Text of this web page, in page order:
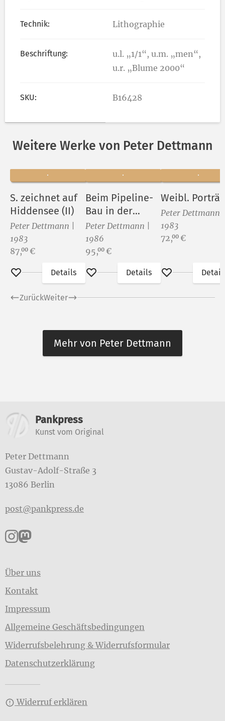
Technik: Lithographie
Beschriftung:
u.l. „1/1“, u.m. „men“,
u.r. „Blume 2000“
SKU: B16428
Weitere Werke von Peter Dettmann
S. zeichnet auf
Hiddensee (II)
Peter Dettmann |
1983
Preis:
87,00 €
Merken
Details
Beim Pipeline-
Bau in der
Sowjetunion (II)
Peter Dettmann |
1986
Preis:
95,00 €
Merken
Details
Weibl. Porträt
Peter Dettmann |
1983
Preis:
72,00 €
Merken
ZurückWeiter
Mehr von Peter Dettmann
Weitere Informationen
Pankpress
Kunst vom Original
Peter Dettmann
Gustav-Adolf-Straße 3
13086 Berlin
post@pankpress.de
Pankpress auf Instagram
Pankpress auf Mastodon
Über uns
Kontakt
Impressum
Allgemeine Geschäftsbedingungen
Widerrufsbelehrung & Widerrufsformular
Datenschutzerklärung
Widerruf erklären